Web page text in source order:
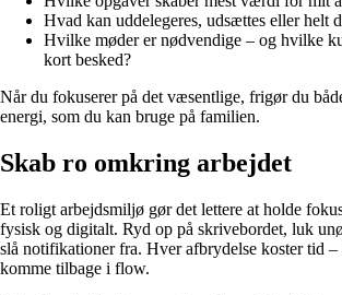
Hvad kan uddelegeres, udsættes eller helt
Hvilke møder er nødvendige – og hvilke
kort besked?
Når du fokuserer på det væsentlige, frigør du
energi, som du kan bruge på familien.
Skab ro omkring arbejdet
Et roligt arbejdsmiljø gør det lettere at holde
fysisk og digitalt. Ryd op på skrivebordet, luk
slå notifikationer fra. Hver afbrydelse koster tid
komme tilbage i flow.